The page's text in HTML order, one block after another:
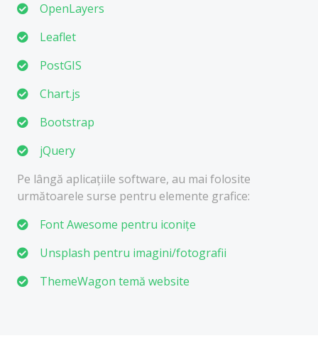
OpenLayers
Leaflet
PostGIS
Chart.js
Bootstrap
jQuery
Pe lângă aplicațiile software, au mai folosite
următoarele surse pentru elemente grafice:
Font Awesome pentru iconițe
Unsplash pentru imagini/fotografii
ThemeWagon temă website